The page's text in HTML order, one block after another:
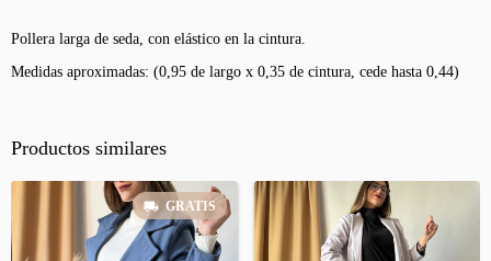
Pollera larga de seda, con elástico en la cintura.
Medidas aproximadas: (0,95 de largo x 0,35 de cintura, cede hasta 0,44)
Productos similares
GRATIS